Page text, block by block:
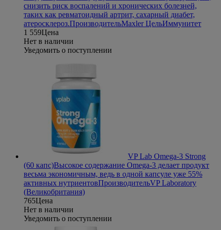
снизить риск воспалений и хронических болезней,
таких как ревматоидный артрит, сахарный диабет,
атеросклероз.ПроизводительMaxler ЦельИммунитет
1 559Цена
Нет в наличии
Уведомить о поступлении
VP Lab Omega-3 Strong
(60 капс)Высокое содержание Omega-3 делает продукт
весьма экономичным, ведь в одной капсуле уже 55%
активных нутриентовПроизводительVP Laboratory
(Великобритания)
765Цена
Нет в наличии
Уведомить о поступлении